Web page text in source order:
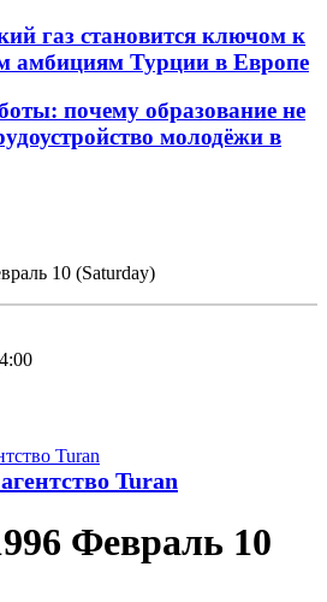
газ становится ключом к
амбициям Турции в Европе
почему образование не
молодёжи в
10 (Saturday)
Turan
Февраль 10